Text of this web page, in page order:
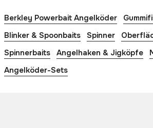
Berkley Powerbait Angelköder
Blinker & Spoonbaits Spinner
Spinnerbaits Angelhaken & Jigköpfe
Angelköder-Sets